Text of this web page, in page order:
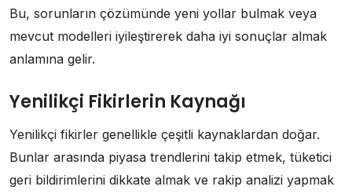
Bu, sorunların çözümünde yeni yollar bulmak veya
mevcut modelleri iyileştirerek daha iyi sonuçlar almak
anlamına gelir.
Yenilikçi Fikirlerin Kaynağı
Yenilikçi fikirler genellikle çeşitli kaynaklardan doğar.
Bunlar arasında piyasa trendlerini takip etmek, tüketici
geri bildirimlerini dikkate almak ve rakip analizi yapmak